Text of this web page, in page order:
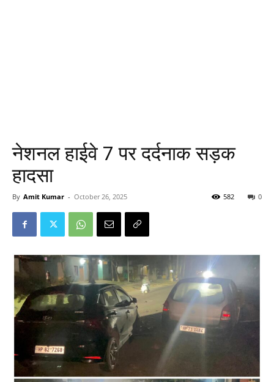
नेशनल हाईवे 7 पर दर्दनाक सड़क
हादसा
By Amit Kumar - October 26, 2025 0
582